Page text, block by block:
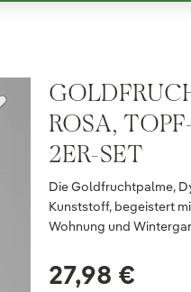
ROSA,
2ER-SET
Die Goldfruchtpalme,
Kunststoff, begeistert
Wohnung und
27,98 €